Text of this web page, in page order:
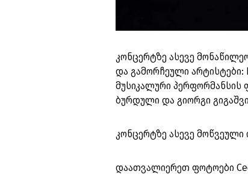
კონცერტზე ასევე
და გამორჩეული არტისტები:
მუსიკალური პერფორმანსის
ბურდული და გიორგი
კონცერტზე ასევე
დაათვალიერეთ ფოტოები